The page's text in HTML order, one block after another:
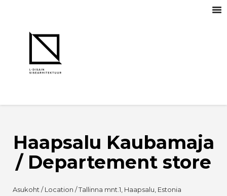
Haapsalu Kaubamaja
/ Departement store
Asukoht / Location / Tallinna mnt.1, Haapsalu, Estonia